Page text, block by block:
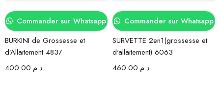
Commander sur Whatsapp
BURKINI de Grossesse et
d’Allaitement 4837
د.م.400.00
Commander sur Whatsapp
SURVETTE 2en1(grossesse et
d'allaitement) 6063
د.م.460.00